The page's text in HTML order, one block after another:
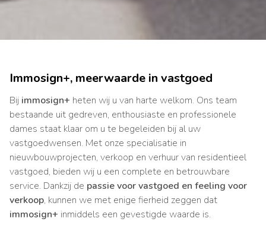
Immosign+, meerwaarde in vastgoed
Bij immosign+ heten wij u van harte welkom. Ons team
bestaande uit gedreven, enthousiaste en professionele
dames staat klaar om u te begeleiden bij al uw
vastgoedwensen. Met onze specialisatie in
nieuwbouwprojecten, verkoop en verhuur van residentieel
vastgoed, bieden wij u een complete en betrouwbare
service. Dankzij de passie voor vastgoed en feeling voor
verkoop, kunnen we met enige fierheid zeggen dat
immosign+ inmiddels een gevestigde waarde is.